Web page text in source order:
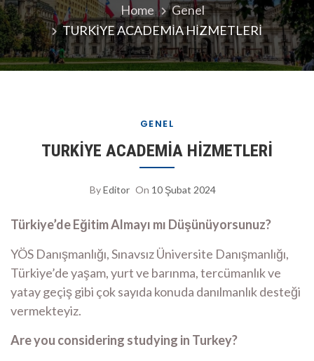
Home
Genel
TURKİYE ACADEMİA HİZMETLERİ
GENEL
TURKİYE ACADEMİA HİZMETLERİ
ByEditor On 10 Şubat 2024
Türkiye’de Eğitim Almayı mı Düşünüyorsunuz?
YÖS Danışmanlığı, Sınavsız Üniversite Danışmanlığı,
Türkiye’de yaşam, yurt ve barınma, tercümanlık ve
yatay geçiş gibi çok sayıda konuda danılmanlık desteği
vermekteyiz.
Are you considering studying in Turkey?